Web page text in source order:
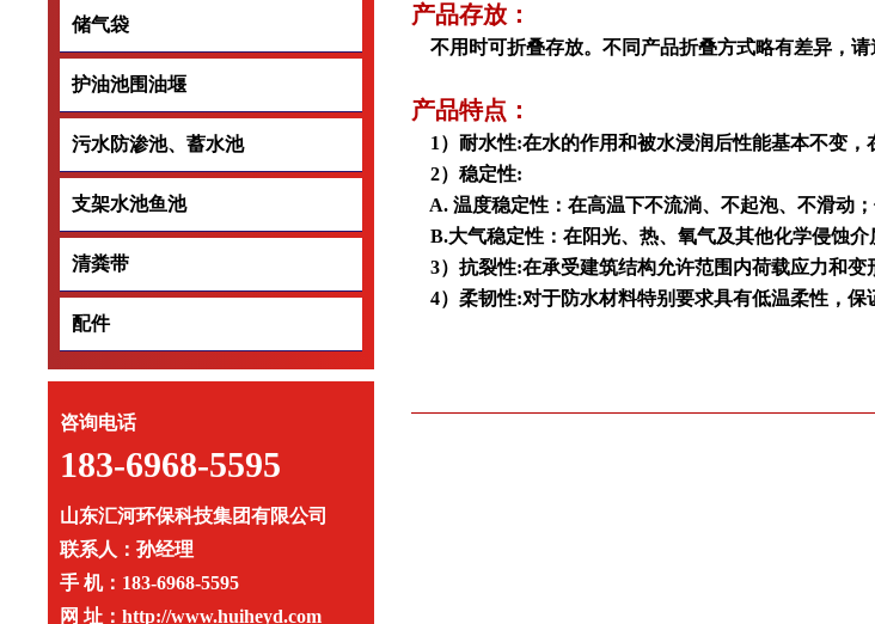
储气袋 储气袋
护油池围油堰
污水防渗池、蓄水池 污水防渗池、蓄水池
支架水池鱼池 支架水池鱼池
清粪带 清粪带
配件
咨询电话
183-6968-5595
山东汇河环保科技集团有限公司
联系人：孙经理
手 机：183-6968-5595
网 址：http://www.huiheyd.com
产品存放：
不用时可折叠存放。不同产品折叠方式略有差异，请
产品特点：
1）耐水性:在水的作用和被水浸润后性能基本不变，
2）稳定性:
A. 温度稳定性：在高温下不流淌、不起泡、不滑动
B.大气稳定性：在阳光、热、氧气及其他化学侵蚀介
3）抗裂性:在承受建筑结构允许范围内荷载应力和变
4）柔韧性:对于防水材料特别要求具有低温柔性，保